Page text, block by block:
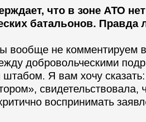
что в зоне АТО нет
батальонов. Правда
вообще не комментируем
добровольческими
Я вам хочу
свидетельствовала,
воспринимать